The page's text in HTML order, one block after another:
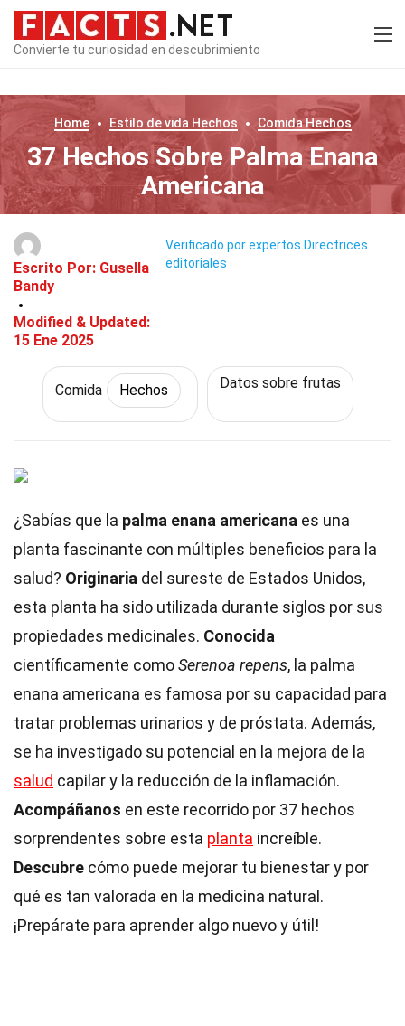
Convierte tu curiosidad en descubrimiento
Home Estilo de vida Hechos ComidaHechos
37 Hechos Sobre Palma Enana
Americana
Escrito Por: Gusella
Bandy
Modified & Updated:
15 Ene 2025
Verificado por expertos Directrices
editoriales
Comida Hechos Datos sobre frutas
¿Sabías que la palma enana americana es una
planta fascinante con múltiples beneficios para la
salud? Originaria del sureste de Estados Unidos,
esta planta ha sido utilizada durante siglos por sus
propiedades medicinales. Conocida
científicamente comoSerenoa repens, la palma
enana americana es famosa por su capacidad para
tratar problemas urinarios y de próstata. Además,
se ha investigado su potencial en la mejora de la
salud capilar y la reducción de la inflamación.
Acompáñanos en este recorrido por 37 hechos
sorprendentes sobre esta planta increíble.
Descubre cómo puede mejorar tu bienestar y por
qué es tan valorada en la medicina natural.
¡Prepárate para aprender algo nuevo y útil!